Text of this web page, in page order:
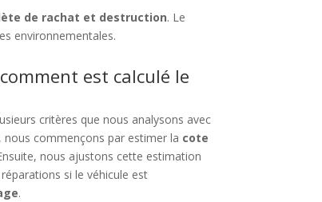
de rachat et destruction. Le
environnementales.
est calculé le
critères que nous analysons avec
, nous commençons par estimer la cote
nous ajustons cette estimation
si le véhicule est
.